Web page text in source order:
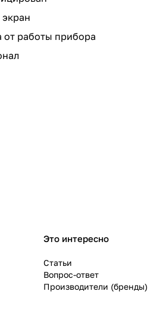
работы прибора
Это интересно
Статьи
Вопрос-ответ
Производители (бренды)